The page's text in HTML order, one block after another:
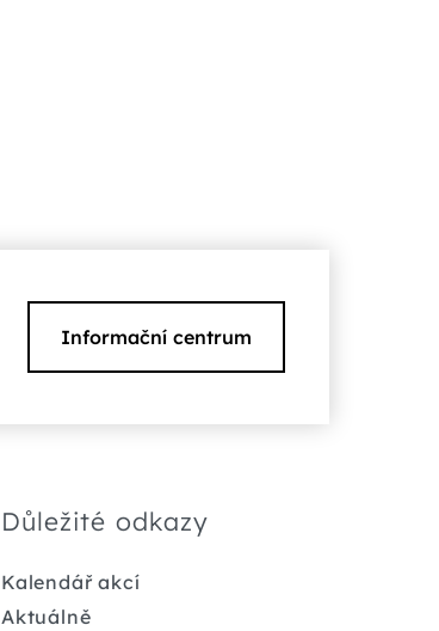
Informační centrum
Důležité odkazy
Kalendář akcí
Aktuálně